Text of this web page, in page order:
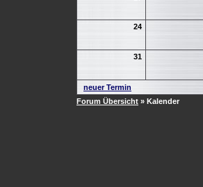
24
31
neuer Termin
Forum Übersicht » Kalender